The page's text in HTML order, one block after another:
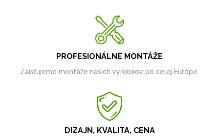
PROFESIONÁLNE MONTÁŽE
Zaisťujeme montáže našich výrobkov po celej Európe.
DIZAJN, KVALITA, CENA